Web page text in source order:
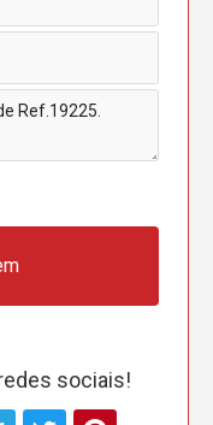
sociais!